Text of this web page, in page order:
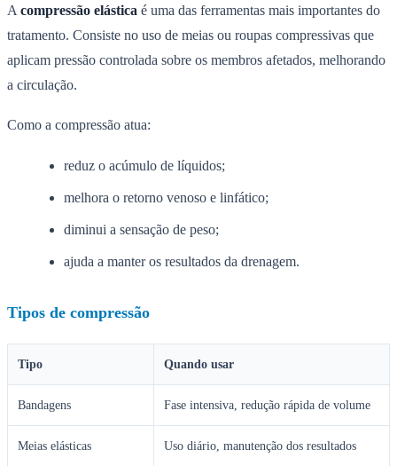
A compressão elástica é uma das ferramentas mais importantes do
tratamento. Consiste no uso de meias ou roupas compressivas que
aplicam pressão controlada sobre os membros afetados, melhorando
a circulação.
Como a compressão atua:
reduz o acúmulo de líquidos;
melhora o retorno venoso e linfático;
diminui a sensação de peso;
ajuda a manter os resultados da drenagem.
Tipos de compressão
Tipo Quando usar
Bandagens Fase intensiva, redução rápida de volume
Meias elásticas Uso diário, manutenção dos resultados